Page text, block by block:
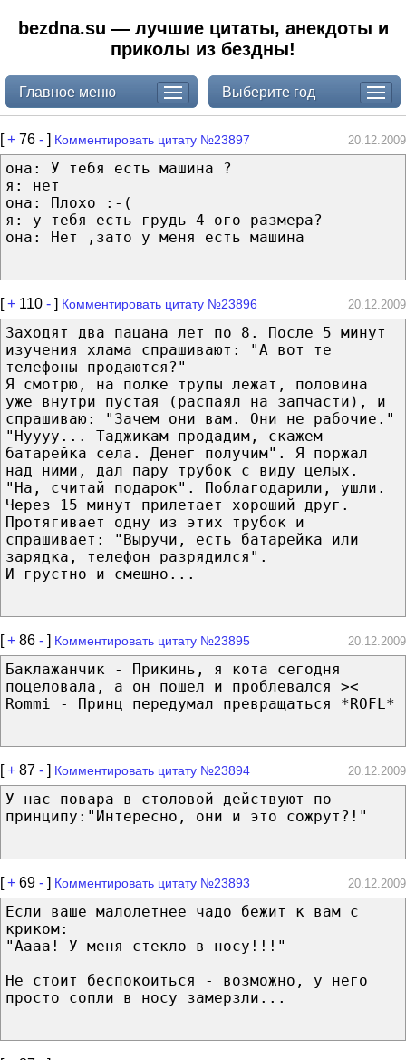
bezdna.su — лучшие цитаты, анекдоты и
приколы из бездны!
Главное меню Выберите год
[+ 76 - ] Комментировать цитату №23897 20.12.2009
она: У тебя есть машина ?
я: нет
она: Плохо :-(
я: у тебя есть грудь 4-ого размера?
она: Нет ,зато у меня есть машина
[+ 110 - ] Комментировать цитату №23896 20.12.2009
Заходят два пацана лет по 8. После 5 минут
изучения хлама спрашивают: "А вот те
телефоны продаются?"
Я смотрю, на полке трупы лежат, половина
уже внутри пустая (распаял на запчасти), и
спрашиваю: "Зачем они вам. Они не рабочие."
"Нуууу... Таджикам продадим, скажем
батарейка села. Денег получим". Я поржал
над ними, дал пару трубок с виду целых.
"На, считай подарок". Поблагодарили, ушли.
Через 15 минут прилетает хороший друг.
Протягивает одну из этих трубок и
спрашивает: "Выручи, есть батарейка или
зарядка, телефон разрядился".
И грустно и смешно...
[+ 86 - ] Комментировать цитату №23895 20.12.2009
Баклажанчик - Прикинь, я кота сегодня
поцеловала, а он пошел и проблевался ><
Rommi - Принц передумал превращаться *ROFL*
[+ 87 - ] Комментировать цитату №23894 20.12.2009
У нас повара в столовой действуют по
принципу:"Интересно, они и это сожрут?!"
[+ 69 - ] Комментировать цитату №23893 20.12.2009
Если ваше малолетнее чадо бежит к вам с
криком:
"Аааа! У меня стекло в носу!!!"
Не стоит беспокоиться - возможно, у него
просто сопли в носу замерзли...